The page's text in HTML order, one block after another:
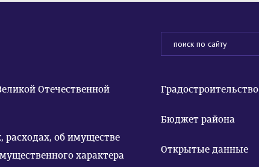
Отечественной
расходах, об имуществе
характера
Градостроительство
Бюджет района
Открытые данные